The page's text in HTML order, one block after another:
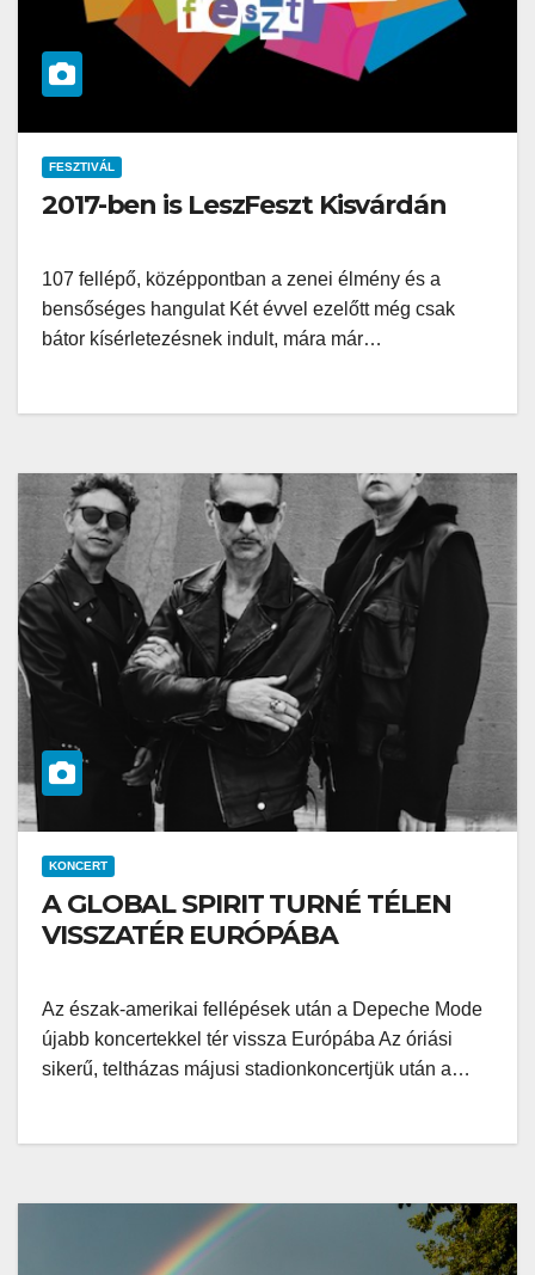
FESZTIVÁL
2017-ben is LeszFeszt Kisvárdán
107 fellépő, középpontban a zenei élmény és a
bensőséges hangulat Két évvel ezelőtt még csak
bátor kísérletezésnek indult, mára már…
KONCERT
A GLOBAL SPIRIT TURNÉ TÉLEN
VISSZATÉR EURÓPÁBA
Az észak-amerikai fellépések után a Depeche Mode
újabb koncertekkel tér vissza Európába Az óriási
sikerű, teltházas májusi stadionkoncertjük után a…